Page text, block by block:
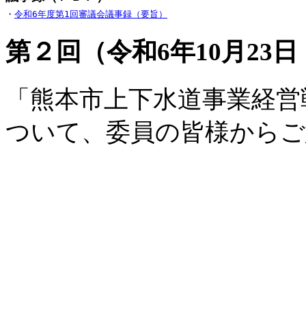
・ 令和6年度第1回審議会議事録（要旨）
第２回（令和6年10月23
「熊本市上下水道事業経
ついて、委員の皆様から